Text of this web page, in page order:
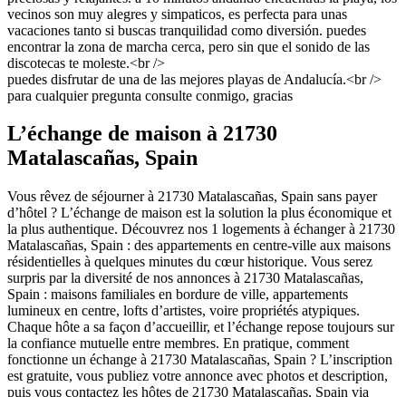
vecinos son muy alegres y simpaticos, es perfecta para unas
vacaciones tanto si buscas tranquilidad como diversión. puedes
encontrar la zona de marcha cerca, pero sin que el sonido de las
discotecas te moleste.<br />
puedes disfrutar de una de las mejores playas de Andalucía.<br />
para cualquier pregunta consulte conmigo, gracias
L’échange de maison à 21730
Matalascañas, Spain
Vous rêvez de séjourner à 21730 Matalascañas, Spain sans payer
d’hôtel ? L’échange de maison est la solution la plus économique et
la plus authentique. Découvrez nos 1 logements à échanger à 21730
Matalascañas, Spain : des appartements en centre-ville aux maisons
résidentielles à quelques minutes du cœur historique. Vous serez
surpris par la diversité de nos annonces à 21730 Matalascañas,
Spain : maisons familiales en bordure de ville, appartements
lumineux en centre, lofts d’artistes, voire propriétés atypiques.
Chaque hôte a sa façon d’accueillir, et l’échange repose toujours sur
la confiance mutuelle entre membres. En pratique, comment
fonctionne un échange à 21730 Matalascañas, Spain ? L’inscription
est gratuite, vous publiez votre annonce avec photos et description,
puis vous contactez les hôtes de 21730 Matalascañas, Spain via